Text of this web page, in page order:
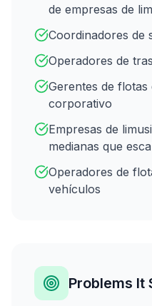
de empresas de
Coordinadores de
Operadores de
Gerentes de
corporativo
Empresas de
medianas que
Operadores de
vehículos
Problems It